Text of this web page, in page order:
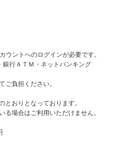
ントへのログインが必要です。
銀行ＡＴＭ・ネットバンキング
ご負担ください。
とおりとなっております。
る場合はご利用いただけません。